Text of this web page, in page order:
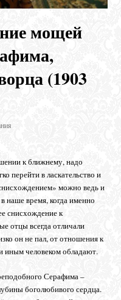
мощей
(1903
к ближнему, надо
перейти в ласкательство и
можно ведь и
наше время, когда именно
снисхождение к
отцы всегда отличали
он не пал, от отношения к
иным человеком обладают.
Серафима –
боголюбивого сердца.